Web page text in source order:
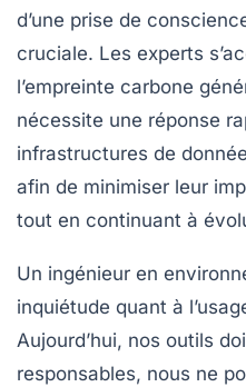
d’une prise de
cruciale. Les experts
l’empreinte carbone
nécessite une réponse
infrastructures de
afin de minimiser leur
tout en continuant à
Un ingénieur en
inquiétude quant à
Aujourd’hui, nos outils
responsables, nous ne